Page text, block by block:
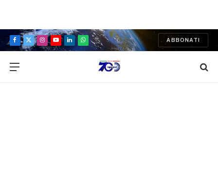
Facebook
X
Instagram
YouTubeLinkedInWhatsApp
ABBONATI